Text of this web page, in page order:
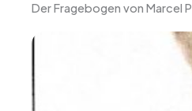
Der Fragebogen von Marcel